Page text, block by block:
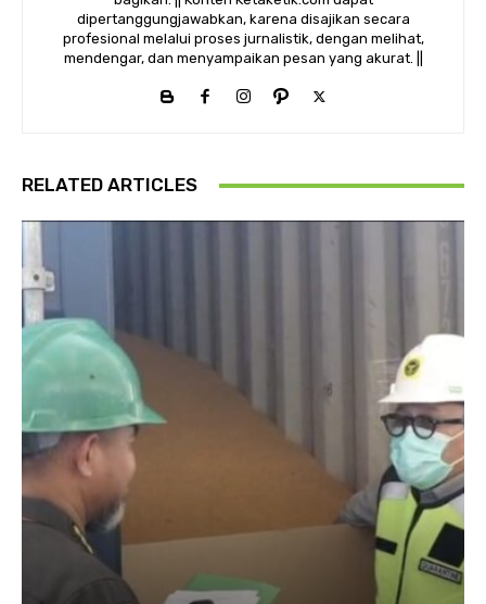
dipertanggungjawabkan, karena disajikan secara
profesional melalui proses jurnalistik, dengan melihat,
mendengar, dan menyampaikan pesan yang akurat. ||
RELATED ARTICLES